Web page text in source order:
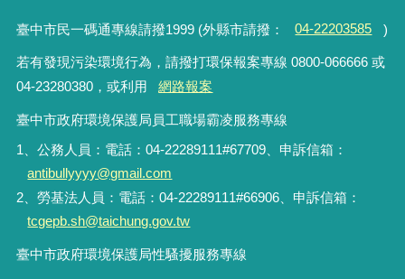
臺中市民一碼通專線請撥1999 (外縣市請撥： 04-22203585 )
若有發現污染環境行為，請撥打環保報案專線 0800-066666 或
04-23280380，或利用
網路報案
臺中市政府環境保護局員工職場霸凌服務專線
1、公務人員：電話：04-22289111#67709、申訴信箱：
antibullyyyy@gmail.com
2、勞基法人員：電話：04-22289111#66906、申訴信箱：
tcgepb.sh@taichung.gov.tw
臺中市政府環境保護局性騷擾服務專線